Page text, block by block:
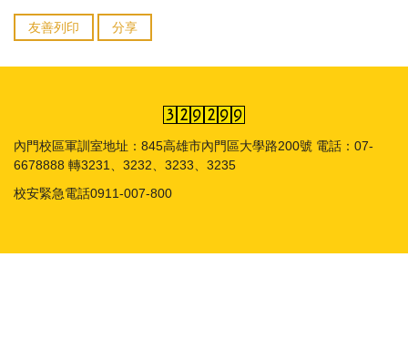
友善列印 分享
內門校區軍訓室地址：845高雄市內門區大學路200號 電話：07-
6678888 轉3231、3232、3233、3235
校安緊急電話0911-007-800